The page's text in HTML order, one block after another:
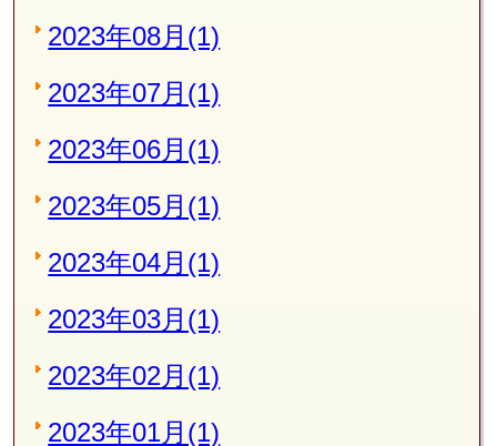
2023年08月(1)
2023年07月(1)
2023年06月(1)
2023年05月(1)
2023年04月(1)
2023年03月(1)
2023年02月(1)
2023年01月(1)